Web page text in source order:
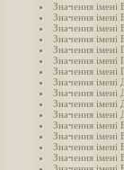
Значення імені
Значення імені
Значення імені
Значення імені
Значення імені
Значення імені
Значення імені
Значення імені
Значення імені
Значення імені
Значення імені
Значення імені
Значення імені
Значення імені
Значення імені